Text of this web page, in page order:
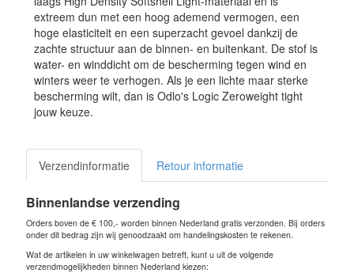
extreem dun met een hoog ademend vermogen, een
hoge elasticiteit en een superzacht gevoel dankzij de
zachte structuur aan de binnen- en buitenkant. De stof is
water- en winddicht om de bescherming tegen wind en
winters weer te verhogen. Als je een lichte maar sterke
bescherming wilt, dan is Odlo's Logic Zeroweight tight
jouw keuze.
Verzendinformatie Retour informatie
Binnenlandse verzending
Orders boven de € 100,- worden binnen Nederland gratis verzonden. Bij orders
onder dit bedrag zijn wij genoodzaakt om handelingskosten te rekenen.
Wat de artikelen in uw winkelwagen betreft, kunt u uit de volgende
verzendmogelijkheden binnen Nederland kiezen: